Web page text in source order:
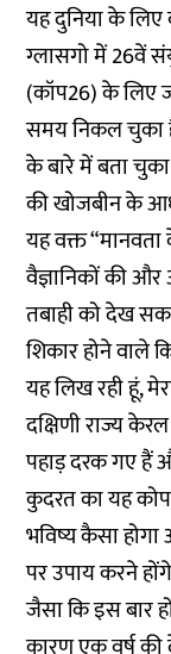
यह दुनिया के
ग्लासगो में 26वें
(कॉप26) के लिए
समय निकल चुका
के बारे में बता चुका
की खोजबीन के
यह वक्त
वैज्ञानिकों की
तबाही को देख
शिकार होने वाले
यह लिख रही हूं,
दक्षिणी राज्य
पहाड़ दरक गए हैं
कुदरत का यह
भविष्य कैसा
पर उपाय करने
जैसा कि इस बार